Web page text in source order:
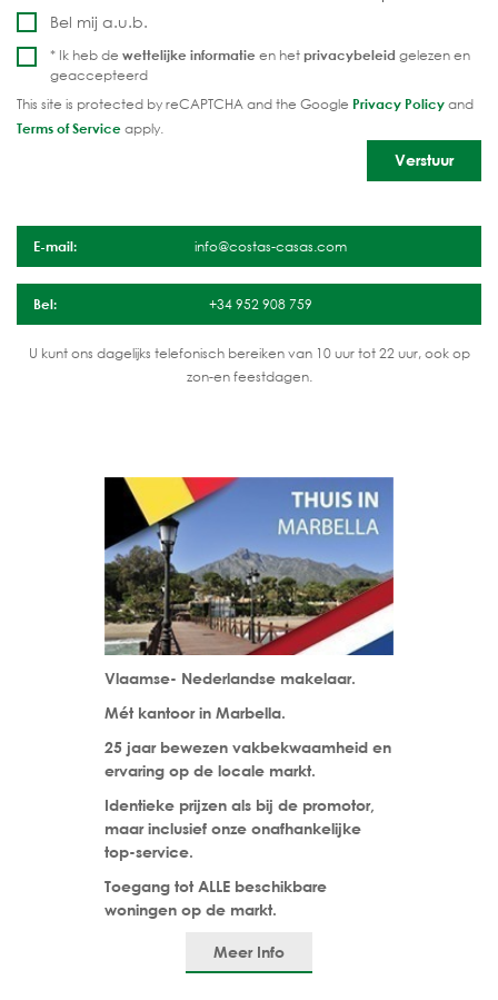
Bel mij a.u.b.
* Ik heb de wettelijke informatie en hetprivacybeleid gelezen en
geaccepteerd
This site is protected by reCAPTCHA and the Google Privacy Policyand
Terms of Serviceapply.
E-mail: info@costas-casas.com
Bel: +34 952 908 759
U kunt ons dagelijks telefonisch bereiken van 10 uur tot 22 uur, ook op
zon-en feestdagen.
Vlaamse- Nederlandse makelaar.
Mét kantoor in Marbella.
25 jaar bewezen vakbekwaamheid en
ervaring op de locale markt.
Identieke prijzen als bij de promotor,
maar inclusief onze onafhankelijke
top-service.
Toegang tot ALLE beschikbare
woningen op de markt.
Meer Info